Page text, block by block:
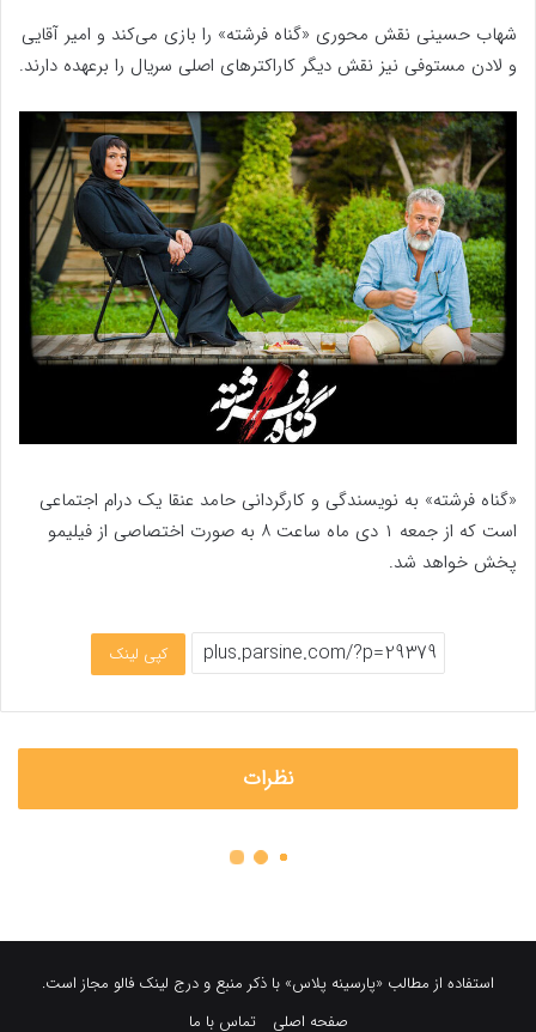
شهاب حسینی نقش محوری «گناه فرشته» را بازی می‌کند و امیر آقایی
و لادن مستوفی نیز نقش دیگر کاراکترهای اصلی سریال را برعهده دارند.
«گناه فرشته» به نویسندگی و کارگردانی حامد عنقا یک درام اجتماعی
است که از جمعه ۱ دی ماه ساعت ۸ به صورت اختصاصی از فیلیمو
پخش خواهد شد.
کپی لینک
نظرات
استفاده از مطالب «پارسینه پلاس» با ذکر منبع و درج لینک فالو مجاز است.
صفحه اصلی
تماس با ما